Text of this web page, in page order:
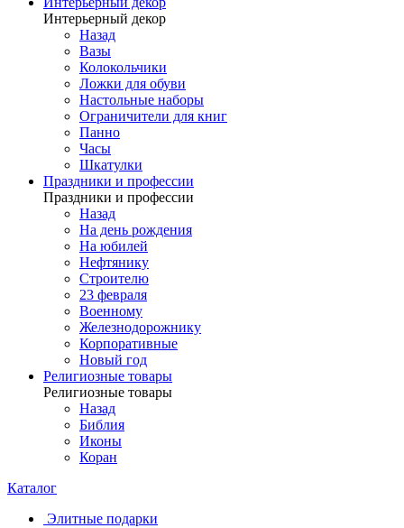
Интерьерный декор
Назад
Вазы
Колокольчики
Ложки для обуви
Настольные наборы
Ограничители для книг
Панно
Часы
Шкатулки
Праздники и профессии
Праздники и профессии
Назад
На день рождения
На юбилей
Нефтянику
Строителю
23 февраля
Военному
Железнодорожнику
Корпоративные
Новый год
Религиозные товары
Религиозные товары
Назад
Библия
Иконы
Коран
Каталог
Элитные подарки